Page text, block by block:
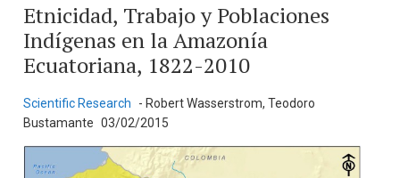
Etnicidad, Trabajo y Poblaciones
Indígenas en la Amazonía
Ecuatoriana, 1822-2010
Scientific Research
- Robert Wasserstrom, Teodoro
Bustamante 03/02/2015